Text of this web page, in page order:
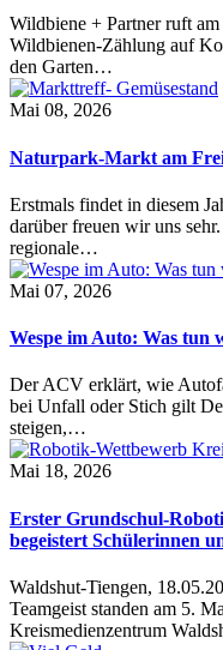
Wildbiene + Partner ruft
Wildbienen-Zählung auf
den Garten…
Mai 08, 2026
Naturpark-Markt am
Erstmals findet in diesem
darüber freuen wir uns
regionale…
Mai 07, 2026
Wespe im Auto: Was tun
Der ACV erklärt, wie
bei Unfall oder Stich gilt
steigen,…
Mai 18, 2026
Erster Grundschul-
begeistert Schülerinnen
Waldshut-Tiengen,
Teamgeist standen am 5.
Kreismedienzentrum